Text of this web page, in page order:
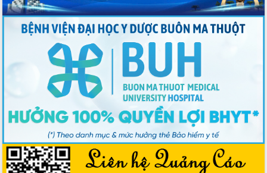
2026-2031
Đảm bảo cuộc bầu cử đại biểu Quốc
an toàn, hiệu quả, đúng quy định
Thủ tướng Chính phủ Phạm Minh Chính
kiểm tra, chỉ đạo hoàn thành các dự
án cao tốc và thăm khu tái định cư tại
Sôi nổi Hội đua ngựa truyền thống Gò
Thì Thùng mừng Xuân Bính Ngọ 2026
Lãnh đạo tỉnh dâng hương tưởng niệm
tại Đập Đồng Cam đầu Xuân Bính Ngọ
Ngành nông nghiệp phấn đấu tăng